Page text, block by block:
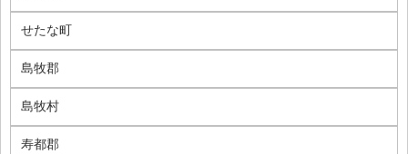
せたな町
島牧郡
島牧村
寿都郡